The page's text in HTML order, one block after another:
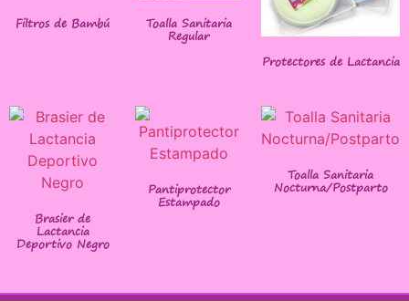
Filtros de Bambú Toalla Sanitaria
Regular
Protectores de Lactancia
Brasier de
Lactancia
Deportivo Negro
Pantiprotector
Estampado
Toalla Sanitaria
Nocturna/Postparto